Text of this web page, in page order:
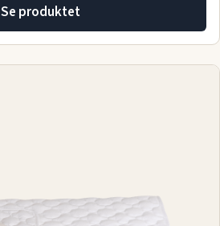
Se produktet